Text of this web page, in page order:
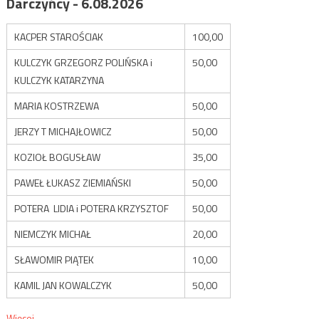
KACPER STAROŚCIAK
100,00
KULCZYK GRZEGORZ POLIŃSKA i
KULCZYK KATARZYNA
50,00
MARIA KOSTRZEWA
50,00
JERZY T MICHAJŁOWICZ
50,00
KOZIOŁ BOGUSŁAW
35,00
PAWEŁ ŁUKASZ ZIEMIAŃSKI
50,00
POTERA LIDIA i POTERA KRZYSZTOF
50,00
NIEMCZYK MICHAŁ
20,00
SŁAWOMIR PIĄTEK
10,00
KAMIL JAN KOWALCZYK
50,00